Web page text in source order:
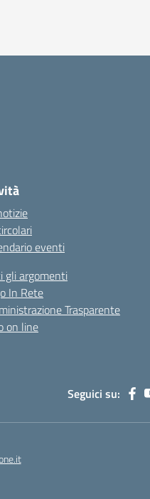
eventi
gli argomenti
In Rete
Trasparente
on line
Seguici su: